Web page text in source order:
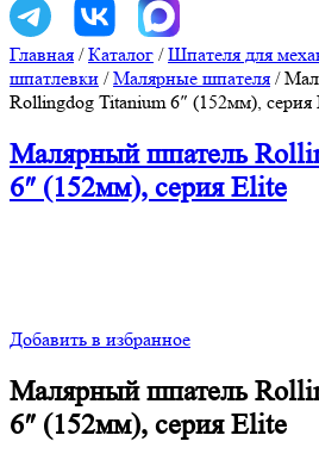
Главная /Каталог /Шпателя для
шпатлевки /Малярные шпателя /
Rollingdog Titanium 6″ (152мм), серия
Малярный шпатель
6″ (152мм), серия Elite
Добавить в избранное
Малярный шпатель
6″ (152мм), серия Elite